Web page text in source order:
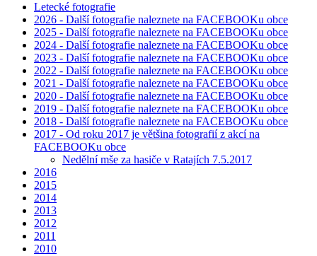
Letecké fotografie
2026 - Další fotografie naleznete na FACEBOOKu obce
2025 - Další fotografie naleznete na FACEBOOKu obce
2024 - Další fotografie naleznete na FACEBOOKu obce
2023 - Další fotografie naleznete na FACEBOOKu obce
2022 - Další fotografie naleznete na FACEBOOKu obce
2021 - Další fotografie naleznete na FACEBOOKu obce
2020 - Další fotografie naleznete na FACEBOOKu obce
2019 - Další fotografie naleznete na FACEBOOKu obce
2018 - Další fotografie naleznete na FACEBOOKu obce
2017 - Od roku 2017 je většina fotografií z akcí na
FACEBOOKu obce
Nedělní mše za hasiče v Ratajích 7.5.2017
2016
2015
2014
2013
2012
2011
2010